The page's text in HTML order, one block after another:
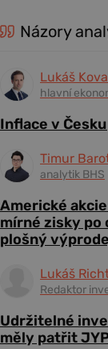
Názory
Lukáš
hlavní
Inflace v
Timur
analytik BHS
Americké
mírné zisky
plošný
Lukáš
Redaktor
Udržitelné
měly patřit